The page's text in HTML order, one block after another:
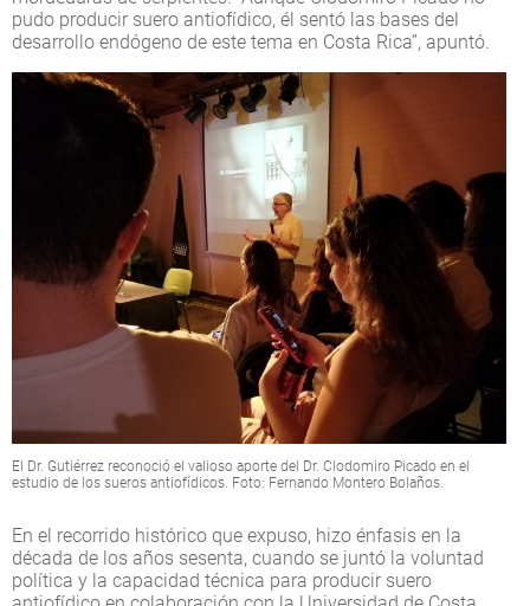
pudo producir suero antiofídico, él sentó las bases del
desarrollo endógeno de este tema en Costa Rica”, apuntó.
El Dr. Gutiérrez reconoció el valioso aporte del Dr. Clodomiro Picado en el
estudio de los sueros antiofídicos. Foto: Fernando Montero Bolaños.
En el recorrido histórico que expuso, hizo énfasis en la
década de los años sesenta, cuando se juntó la voluntad
política y la capacidad técnica para producir suero